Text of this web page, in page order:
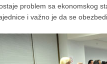
problem sa ekonomskog
i važno je da se